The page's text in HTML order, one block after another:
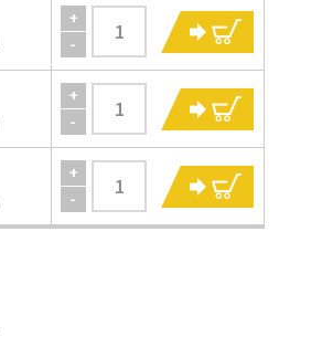
+
-
+
-
+
-